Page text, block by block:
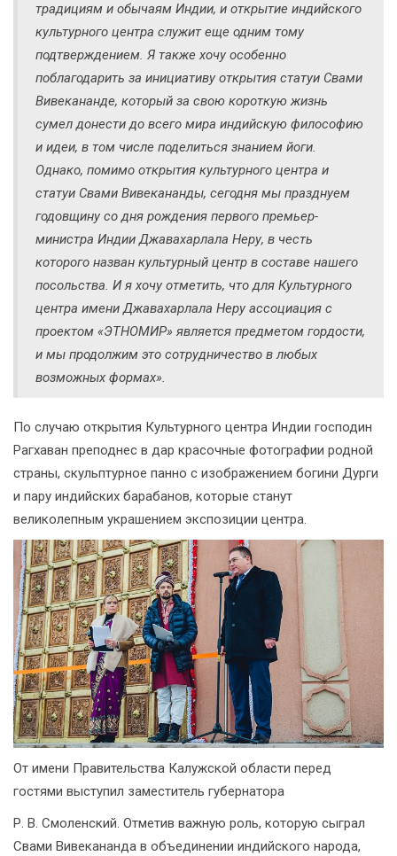
традициям и обычаям Индии, и открытие индийского
культурного центра служит еще одним тому
подтверждением. Я также хочу особенно
поблагодарить за инициативу открытия статуи Свами
Вивекананде, который за свою короткую жизнь
сумел донести до всего мира индийскую философию
и идеи, в том числе поделиться знанием йоги.
Однако, помимо открытия культурного центра и
статуи Свами Вивекананды, сегодня мы празднуем
годовщину со дня рождения первого премьер-
министра Индии Джавахарлала Неру, в честь
которого назван культурный центр в составе нашего
посольства. И я хочу отметить, что для Культурного
центра имени Джавахарлала Неру ассоциация с
проектом «ЭТНОМИР» является предметом гордости,
и мы продолжим это сотрудничество в любых
возможных формах».
По случаю открытия Культурного центра Индии господин
Рагхаван преподнес в дар красочные фотографии родной
страны, скульптурное панно с изображением богини Дурги
и пару индийских барабанов, которые станут
великолепным украшением экспозиции центра.
От имени Правительства Калужской области перед
гостями выступил заместитель губернатора
Р. В. Смоленский. Отметив важную роль, которую сыграл
Свами Вивекананда в объединении индийского народа,